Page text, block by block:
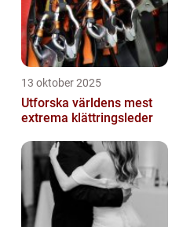
13 oktober 2025
Utforska världens mest
extrema klättringsleder